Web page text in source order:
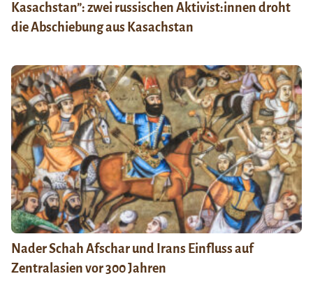
Kasachstan”: zwei russischen Aktivist:innen droht
die Abschiebung aus Kasachstan
Nader Schah Afschar und Irans Einfluss auf
Zentralasien vor 300 Jahren